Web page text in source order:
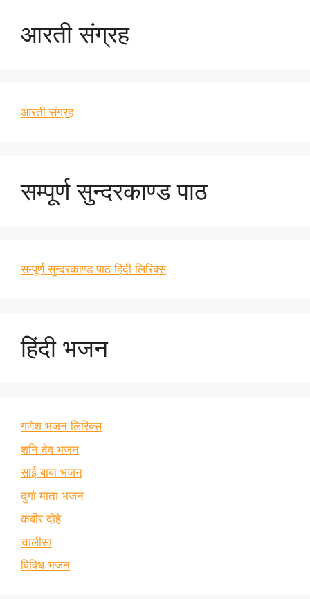
आरती संग्रह
आरती संग्रह
सम्पूर्ण सुन्दरकाण्ड पाठ
सम्पूर्ण सुन्दरकाण्ड पाठ हिंदी लिरिक्स
हिंदी भजन
गणेश भजन लिरिक्स
शनि देव भजन
साई बाबा भजन
दुर्गा माता भजन
कबीर दोहे
चालीसा
विविध भजन